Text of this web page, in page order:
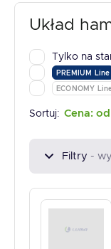
Układ
Tylko na
PREMIUM Line
ECONOMY
Sortuj: Cena:
Filtry -